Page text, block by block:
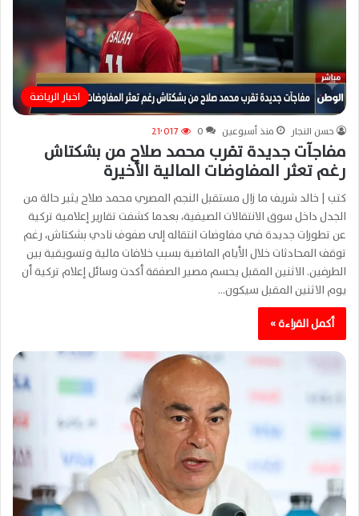
اخبار الرياضة
حسن النجار منذ أسبوعين 0 21٬017
مفاجآت جديدة تقرب محمد صلاح من بشكتاش
رغم تعثر المفاوضات المالية الأخيرة
كتب | خالد شريف ما زال مستقبل النجم المصري محمد صلاح يثير حالة من
الجدل داخل سوق الانتقالات الصيفية، بعدما كشفت تقارير إعلامية تركية
عن تطورات جديدة في مفاوضات انتقاله إلى صفوف نادي بشكتاش، رغم
توقف المحادثات خلال الأيام الماضية بسبب خلافات مالية وتسويقية بين
الطرفين. الاثنين المقبل يحسم مصير الصفقة أكدت وسائل إعلام تركية أن
يوم الاثنين المقبل سيكون…
أكمل القراءة »